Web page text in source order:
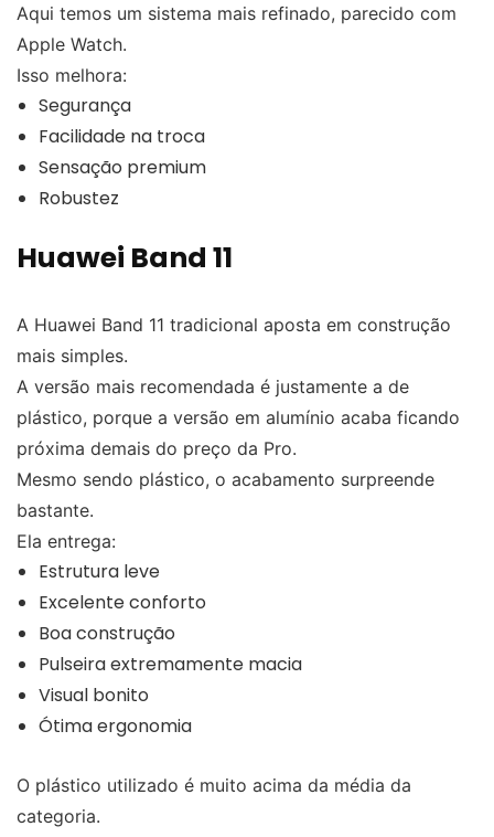
Aqui temos um sistema mais refinado, parecido com
Apple Watch.
Isso melhora:
Segurança
Facilidade na troca
Sensação premium
Robustez
Huawei Band 11
A Huawei Band 11 tradicional aposta em construção
mais simples.
A versão mais recomendada é justamente a de
plástico, porque a versão em alumínio acaba ficando
próxima demais do preço da Pro.
Mesmo sendo plástico, o acabamento surpreende
bastante.
Ela entrega:
Estrutura leve
Excelente conforto
Boa construção
Pulseira extremamente macia
Visual bonito
Ótima ergonomia
O plástico utilizado é muito acima da média da
categoria.